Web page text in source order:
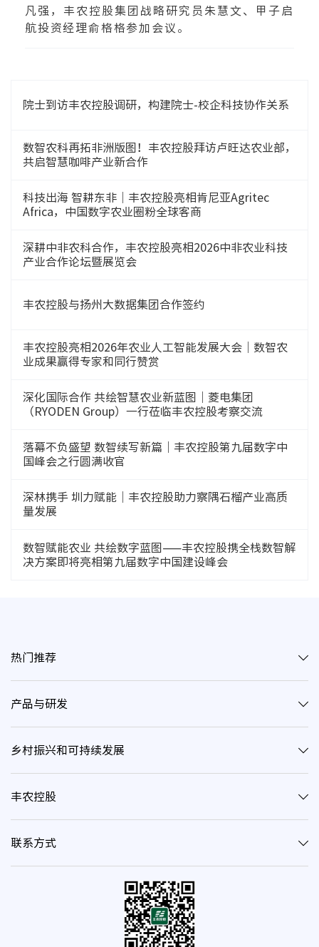
凡强，丰农控股集团战略研究员朱慧文、甲子启
航投资经理俞格格参加会议。
院士到访丰农控股调研，构建院士-校企科技协作关系
数智农科再拓非洲版图！丰农控股拜访卢旺达农业部，
共启智慧咖啡产业新合作
科技出海 智耕东非｜丰农控股亮相肯尼亚Agritec
Africa，中国数字农业圈粉全球客商
深耕中非农科合作，丰农控股亮相2026中非农业科技
产业合作论坛暨展览会
丰农控股与扬州大数据集团合作签约
丰农控股亮相2026年农业人工智能发展大会｜数智农
业成果赢得专家和同行赞赏
深化国际合作 共绘智慧农业新蓝图｜菱电集团
（RYODEN Group）一行莅临丰农控股考察交流
落幕不负盛望 数智续写新篇｜丰农控股第九届数字中
国峰会之行圆满收官
深林携手 圳力赋能｜丰农控股助力察隅石榴产业高质
量发展
数智赋能农业 共绘数字蓝图——丰农控股携全栈数智解
决方案即将亮相第九届数字中国建设峰会
热门推荐
产品与研发
乡村振兴和可持续发展
丰农控股
联系方式